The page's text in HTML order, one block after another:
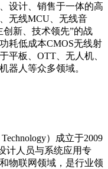
设计、销售于一体的高
无线MCU、无线音
新、技术领先”的战
耗低成本CMOS无线射
平板、OTT、无人机、
器人等众多领域。
）成立于2009
计人员与系统应用专
物联网领域，是行业领